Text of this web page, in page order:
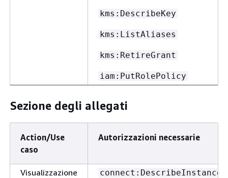
kms:DescribeKey
kms:ListAliases
kms:RetireGrant
iam:PutRolePolicy
Sezione degli allegati
Action/Use
caso
Autorizzazioni necessarie
Visualizzazione
connect:DescribeInstance